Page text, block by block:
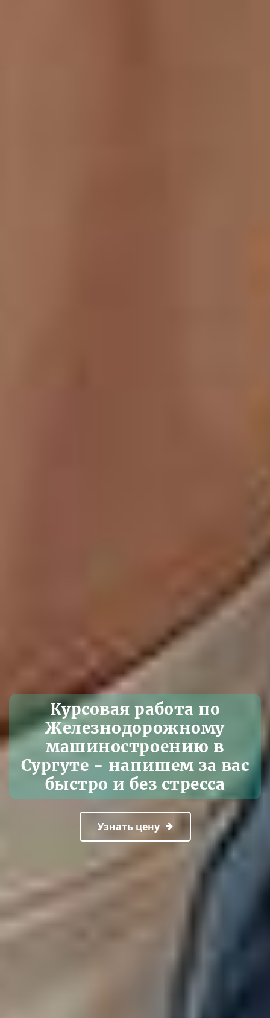
Курсовая работа по
Железнодорожному
машиностроению в
Сургуте - напишем за вас
быстро и без стресса
Узнать цену